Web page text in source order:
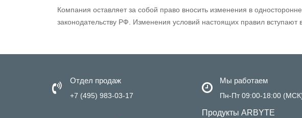
Компания оставляет за собой право вносить изменения в
законодательству РФ. Изменения условий настоящих правил вступают
Отдел продаж
+7 (495) 983-03-17
Мы работаем
Пн-Пт 09:00-18:00
Продукты ARBYTE